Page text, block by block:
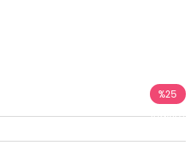
%25
İndirim